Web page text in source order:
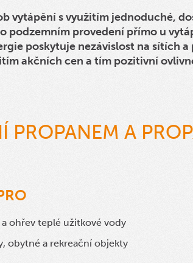
vytápění s využitím jednoduché,
podzemním provedení přímo u
poskytuje nezávislost na sítích
akčních cen a tím pozitivní
PROPANEM A
ohřev teplé užitkové vody
obytné a rekreační objekty